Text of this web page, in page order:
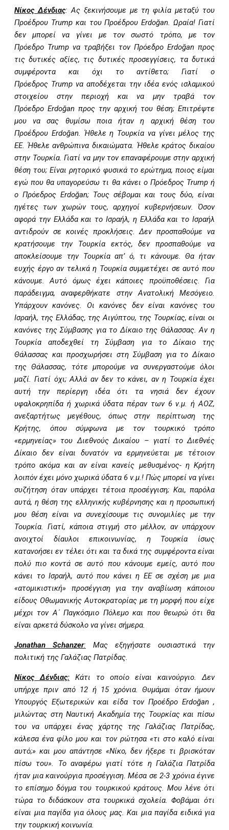
Νίκος Δένδιας: Ας ξεκινήσουμε με τη φιλία μεταξύ του
Προέδρου Trumpκαι του ΠροέδρουErdoğan. Ωραία! Γιατί
δεν μπορεί να γίνει με τον σωστό τρόπο, με τον
Πρόεδρο Trump να τραβήξει τον Πρόεδρο Erdoğan προς
τις δυτικές αξίες, τις δυτικές προσεγγίσεις, τα δυτικά
συμφέροντα και όχι το αντίθετο; Γιατί ο
Πρόεδρος Trump να αποδέχεται την ιδέα ενός ισλαμικού
στοιχείου στην περιοχή και να μην τραβά τον
Πρόεδρο Erdoğan προς την αρχική του θέση; Επιτρέψτε
μου να σας θυμίσω ποια ήταν η αρχική θέση του
Προέδρου Erdoğan. Ήθελε η Τουρκία να γίνει μέλος της
ΕΕ. Ήθελε ανθρώπινα δικαιώματα. Ήθελε κράτος δικαίου
στην Τουρκία. Γιατί να μην τον επαναφέρουμε στην αρχική
θέση του; Είναι ρητορικό φυσικά το ερώτημα, ποιος είμαι
εγώ που θα υπαγορεύσω τι θα κάνει ο Πρόεδρος Trumpή
ο Πρόεδρος Erdoğan; Τους σέβομαι και τους δύο, είναι
ηγέτες των χωρών τους, αρχηγοί κυβερνήσεων. Όσον
αφορά την Ελλάδα και το Ισραήλ, η Ελλάδα και το Ισραήλ
αντιδρούν σε κοινές προκλήσεις. Δεν προσπαθούμε να
κρατήσουμε την Τουρκία εκτός, δεν προσπαθούμε να
αποκλείσουμε την Τουρκία απ’ ό, τι κάνουμε. Θα ήταν
ευχής έργο αν τελικά η Τουρκία συμμετέχει σε αυτό που
κάνουμε. Αυτό όμως έχει κάποιες προϋποθέσεις. Για
παράδειγμα, αναφερθήκατε στην Ανατολική Μεσόγειο.
Υπάρχουν κανόνες. Οι κανόνες δεν είναι κανόνες του
Ισραήλ, της Ελλάδας, της Αιγύπτου, της Τουρκίας, είναι οι
κανόνες της Σύμβασης για το Δίκαιο της Θάλασσας. Αν η
Τουρκία αποδεχθεί τη Σύμβαση για το Δίκαιο της
Θάλασσας και προσχωρήσει στη Σύμβαση για το Δίκαιο
της Θάλασσας, τότε μπορούμε να συνεργαστούμε όλοι
μαζί. Γιατί όχι; Αλλά αν δεν το κάνει, αν η Τουρκία έχει
αυτή την περίεργη ιδέα ότι τα νησιά δεν έχουν
υφαλοκρηπίδα ή χωρικά ύδατα πέραν των 6 ν.μ. ή ΑΟΖ,
ανεξαρτήτως μεγέθους, όπως στην περίπτωση της
Κρήτης, όπου σύμφωνα με τον τουρκικό τρόπο
«ερμηνείας» του Διεθνούς Δικαίου – γιατί το Διεθνές
Δίκαιο δεν είναι δυνατόν να ερμηνεύεται με τέτοιον
τρόπο ακόμα και αν είναι κανείς μεθυσμένος- η Κρήτη
λοιπόν έχει μόνο χωρικά ύδατα 6 ν.μ.! Πώς μπορεί να γίνει
συζήτηση όταν υπάρχει τέτοια προσέγγιση; Και, παρόλα
αυτά, η θέση της ελληνικής κυβέρνησης και η προσωπική
μου θέση είναι να συνεχίσουμε τις συνομιλίες με την
Τουρκία. Γιατί, κάποια στιγμή στο μέλλον, αν υπάρχουν
ανοιχτοί δίαυλοι επικοινωνίας, η Τουρκία ίσως
κατανοήσει εν τέλει ότι και τα δικά της συμφέροντα είναι
πολύ πιο κοντά σε αυτό που κάνουμε εμείς, αυτό που
κάνει το Ισραήλ, αυτό που κάνει η ΕΕ σε σχέση με μια
«ατομικιστική» προσέγγιση για την αναβίωση κάποιου
είδους Οθωμανικής Αυτοκρατορίας με τη μορφή που είχε
μέχρι τον Α΄ Παγκόσμιο Πόλεμο και που θεωρώ ότι θα
είναι αρκετά δύσκολο να γίνει σήμερα.
Jonathan Schanzer: Μας εξηγήσατε ουσιαστικά την
πολιτική της Γαλάζιας Πατρίδας.
Νίκος Δένδιας: Κάτι το οποίο είναι καινούργιο. Δεν
υπήρχε πριν από 12 ή 15 χρόνια. Θυμάμαι όταν ήμουν
Υπουργός Εξωτερικών και είδα τον Προέδρο Erdoğan,
μιλώντας στη Ναυτική Ακαδημία της Τουρκίας και πίσω
του να υπάρχει ένας χάρτης της Γαλάζιας Πατρίδας,
κάλεσα ένα φίλο μου και τον ρώτησα «τι στο καλό είναι
αυτό;» και μου απάντησε «Νίκο, δεν ήξερε τι βρισκόταν
πίσω του». Το αναφέρω γιατί τότε η Γαλάζια Πατρίδα
ήταν μια καινούργια προσέγγιση. Μέσα σε 2-3 χρόνια έγινε
το επίσημο δόγμα του τουρκικού κράτους. Μου λένε ότι
τώρα το διδάσκουν στα τουρκικά σχολεία. Φοβάμαι ότι
είναι μια παγίδα για όλους μας. Και μια παγίδα ειδικά για
την τουρκική κοινωνία.